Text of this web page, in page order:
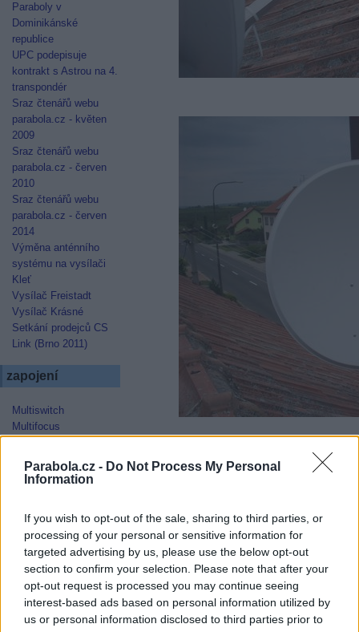
Parabola.cz - Do Not Process My Personal
Information
If you wish to opt-out of the sale, sharing to third parties, or
processing of your personal or sensitive information for
targeted advertising by us, please use the below opt-out
section to confirm your selection. Please note that after your
opt-out request is processed you may continue seeing
interest-based ads based on personal information utilized by
us or personal information disclosed to third parties prior to
Paraboly v
Dominikánské
republice
UPC podepisuje
kontrakt s Astrou na 4.
transpondér
Sraz čtenářů webu
parabola.cz - květen
2009
Sraz čtenářů webu
parabola.cz - červen
2010
Sraz čtenářů webu
parabola.cz - červen
2014
Výměna anténního
systému na vysílači
Kleť
Vysílač Freistadt
Vysílač Krásné
Setkání prodejců CS
Link (Brno 2011)
zapojení
Multiswitch
Multifocus
Držák antén
Instalace 2,4m
Montáž 200 cm prime
focus Al paraboly
Montáž velké paraboly
kuriozity
Maskování paraboly